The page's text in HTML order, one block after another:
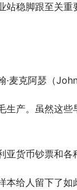
站稳脚跟至关
麦克阿瑟（
产。虽然这
货币钞票和各
给人留下了